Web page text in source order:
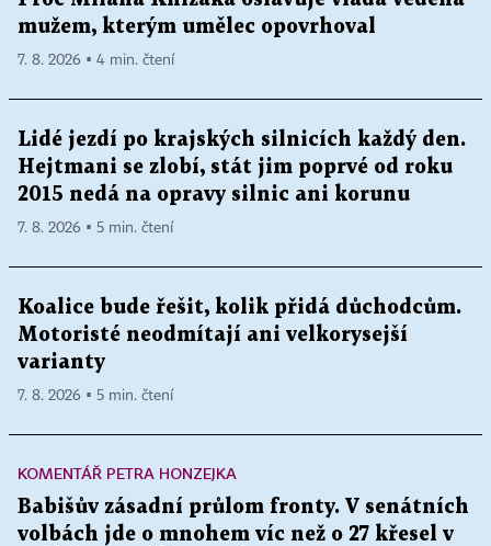
mužem, kterým umělec opovrhoval
7. 8. 2026 ▪ 4 min. čtení
Lidé jezdí po krajských silnicích každý den.
Hejtmani se zlobí, stát jim poprvé od roku
2015 nedá na opravy silnic ani korunu
7. 8. 2026 ▪ 5 min. čtení
Koalice bude řešit, kolik přidá důchodcům.
Motoristé neodmítají ani velkorysejší
varianty
7. 8. 2026 ▪ 5 min. čtení
KOMENTÁŘ PETRA HONZEJKA
Babišův zásadní průlom fronty. V senátních
volbách jde o mnohem víc než o 27 křesel v